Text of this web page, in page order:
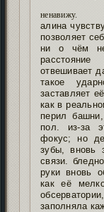
ненавижу.
алина
позволяет
ни о чём не
отвешивает
такое
заставляет
как в
перил
пол. из-за
фокус; но
зубы, вновь
связи.
руки вновь
как её
заполняла